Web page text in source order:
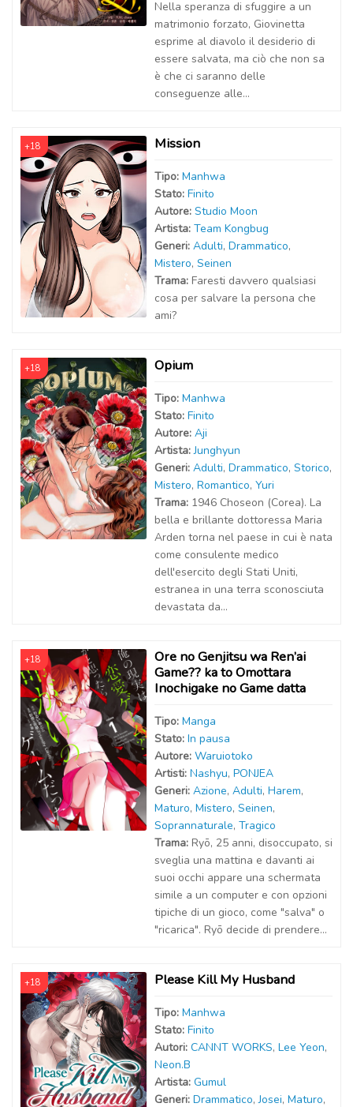
Nella speranza di sfuggire a un
matrimonio forzato, Giovinetta
esprime al diavolo il desiderio di
essere salvata, ma ciò che non sa
è che ci saranno delle
conseguenze alle...
+18 Mission
Tipo: Manhwa
Stato: Finito
Autore: Studio Moon
Artista: Team Kongbug
Generi: Adulti, Drammatico,
Mistero, Seinen
Trama: Faresti davvero qualsiasi
cosa per salvare la persona che
ami?
+18 Opium
Tipo: Manhwa
Stato: Finito
Autore: Aji
Artista:Junghyun
Generi: Adulti, Drammatico, Storico,
Mistero, Romantico, Yuri
Trama: 1946 Choseon (Corea). La
bella e brillante dottoressa Maria
Arden torna nel paese in cui è nata
come consulente medico
dell'esercito degli Stati Uniti,
estranea in una terra sconosciuta
devastata da...
+18
Ore no Genjitsu wa Ren’ai
Game?? ka to Omottara
Inochigake no Game datta
Tipo: Manga
Stato: In pausa
Autore: Waruiotoko
Artisti: Nashyu, PONJEA
Generi: Azione, Adulti, Harem,
Maturo, Mistero, Seinen,
Soprannaturale, Tragico
Trama: Ryō, 25 anni, disoccupato, si
sveglia una mattina e davanti ai
suoi occhi appare una schermata
simile a un computer e con opzioni
tipiche di un gioco, come "salva" o
"ricarica". Ryō decide di prendere...
+18 Please Kill My Husband
Tipo: Manhwa
Stato: Finito
Autori: CANNT WORKS, Lee Yeon,
Neon.B
Artista: Gumul
Generi: Drammatico,Josei, Maturo,